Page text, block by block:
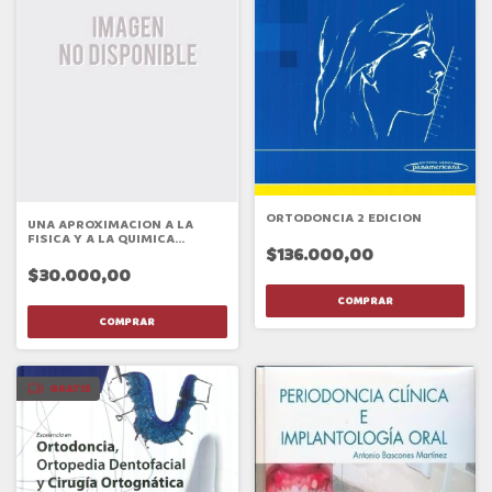
UNA APROXIMACION A LA
FISICA Y A LA QUIMICA
$30.000,00
ORTODONCIA 2 EDICION
$136.000,00
GRATIS